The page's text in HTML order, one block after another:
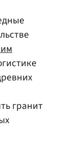
гранит